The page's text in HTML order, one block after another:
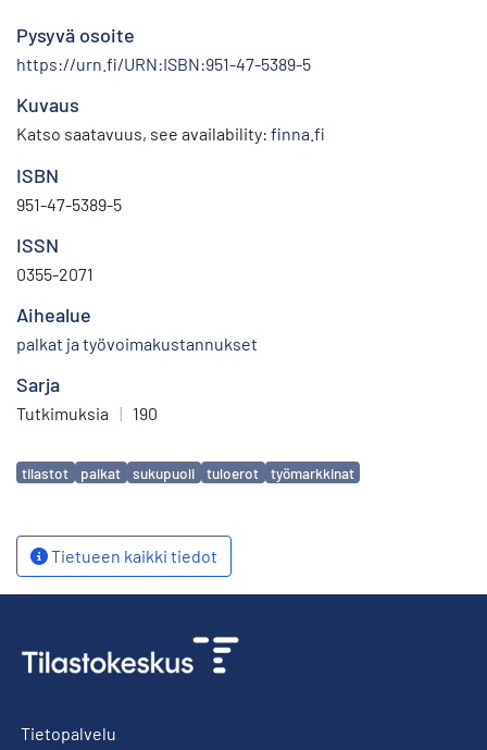
Pysyvä osoite
https://urn.fi/URN:ISBN:951-47-5389-5
Kuvaus
Katso saatavuus, see availability: finna.fi
ISBN
951-47-5389-5
ISSN
0355-2071
Aihealue
palkat ja työvoimakustannukset
Sarja
Tutkimuksia | 190
Avainsanat
tilastot palkat sukupuoli tuloerot työmarkkinat
Tietueen kaikki tiedot
Tietopalvelu